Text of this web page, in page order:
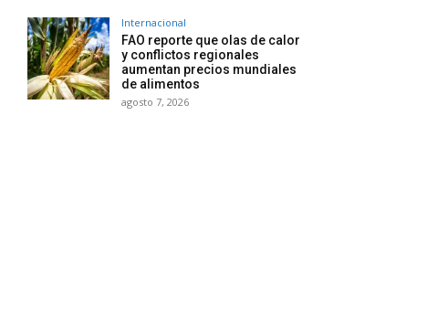
Internacional
FAO reporte que olas de calor
y conflictos regionales
aumentan precios mundiales
de alimentos
agosto 7, 2026